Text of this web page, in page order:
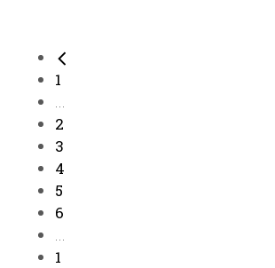
1
...
2
3
4
5
6
...
1